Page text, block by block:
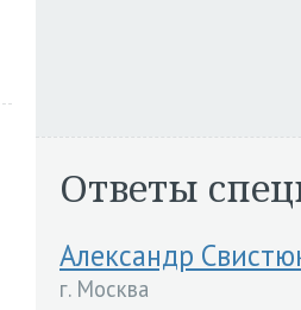
Ответы
Александр
г. Москва